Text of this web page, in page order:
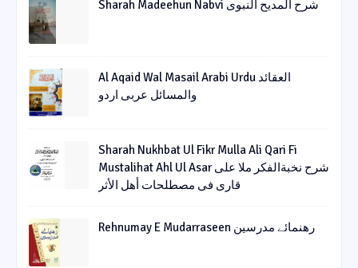
Sharah Madeehun Nabvi شرح المدیح النبوی
Al Aqaid Wal Masail Arabi Urdu العقائد
والمسائل عربی اردو
Sharah Nukhbat Ul Fikr Mulla Ali Qari Fi
Mustalihat Ahl Ul Asar شرح نخبةالفکر ملا علی
قاری فی مصطلحات أھل الأثر
Rehnumay E Mudarraseen رهنمائے مدرسین